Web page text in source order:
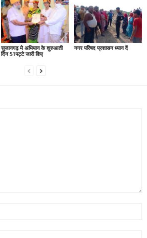
सुजानगढ़ मे अभियान के शुरुआती
दिन 51पट्टे जारी किए
नगर परिषद प्रशासन ध्यान दें